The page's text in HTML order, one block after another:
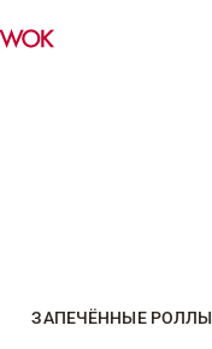
ЗАПЕЧЁННЫЕ РОЛЛЫ